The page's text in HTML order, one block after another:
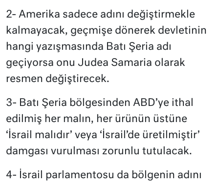
2- Amerika sadece adını değiştirmekle
kalmayacak, geçmişe dönerek devletinin
hangi yazışmasında Batı Şeria adı
geçiyorsa onu Judea Samaria olarak
resmen değiştirecek.
3- Batı Şeria bölgesinden ABD’ye ithal
edilmiş her malın, her ürünün üstüne
‘İsrail malıdır’ veya ‘İsrail’de üretilmiştir’
damgası vurulması zorunlu tutulacak.
4- İsrail parlamentosu da bölgenin adını